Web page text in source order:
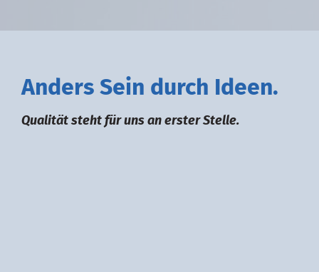
Anders Sein durch deen.
Qualität steht für uns an erster Stelle.